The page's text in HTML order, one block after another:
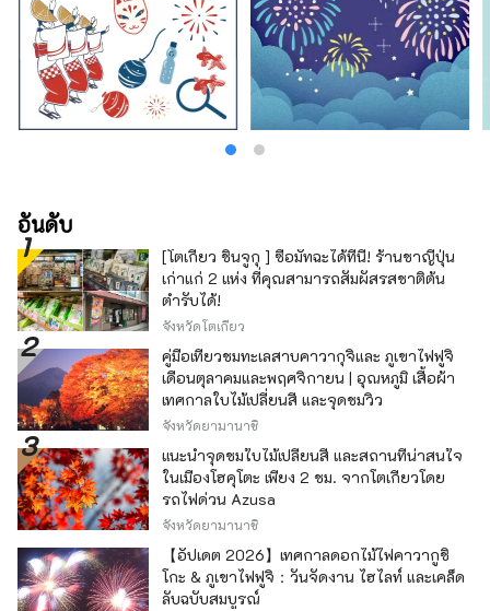
อันดับ
[โตเกียว ชินจูกุ ] ซื้อมัทฉะได้ที่นี่! ร้านชาญี่ปุ่น
เก่าแก่ 2 แห่ง ที่คุณสามารถสัมผัสรสชาติต้น
ตำรับได้!
จังหวัดโตเกียว
คู่มือเที่ยวชมทะเลสาบคาวากุจิและ ภูเขาไฟฟูจิ
เดือนตุลาคมและพฤศจิกายน | อุณหภูมิ เสื้อผ้า
เทศกาลใบไม้เปลี่ยนสี และจุดชมวิว
จังหวัดยามานาชิ
แนะนำจุดชมใบไม้เปลี่ยนสี และสถานที่น่าสนใจ
ในเมืองโฮคุโตะ เพียง 2 ชม. จากโตเกียวโดย
รถไฟด่วน Azusa
จังหวัดยามานาชิ
【อัปเดต 2026】เทศกาลดอกไม้ไฟคาวากูชิ
โกะ & ภูเขาไฟฟูจิ：วันจัดงาน ไฮไลท์ และเคล็ด
ลับฉบับสมบูรณ์